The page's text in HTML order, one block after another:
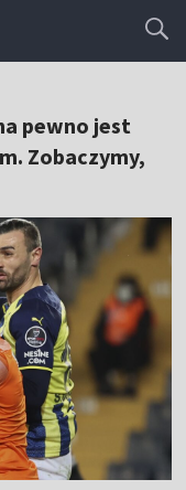
pewno jest
Zobaczymy,